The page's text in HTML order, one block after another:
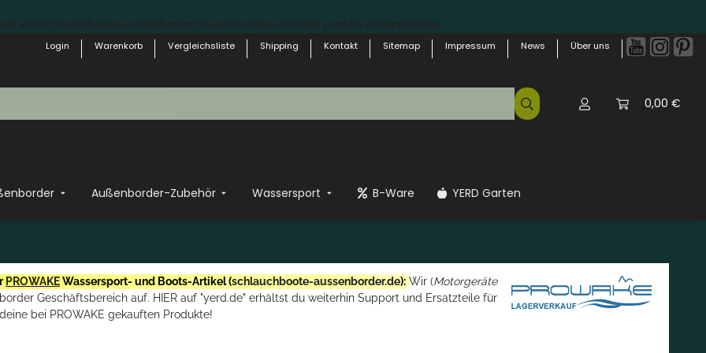
Login
Warenkorb Vergleichsliste Shipping Kontakt Sitemap Impressum News Über uns
0,00 €
Außenborder-Zubehör Wassersport B-Ware YERD Garten
PROWAKEWassersport- und Boots-Artikel (schlauchboote-aussenborder.de): Wir (Motorgeräte
Geschäftsbereich auf. HIER auf "yerd.de" erhältst du weiterhin Support und Ersatzteile für
deine bei PROWAKE gekauften Produkte!